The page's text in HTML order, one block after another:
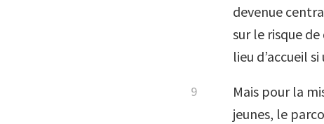
devenue
sur le risque
lieu d’accueil
Mais pour la
jeunes, le